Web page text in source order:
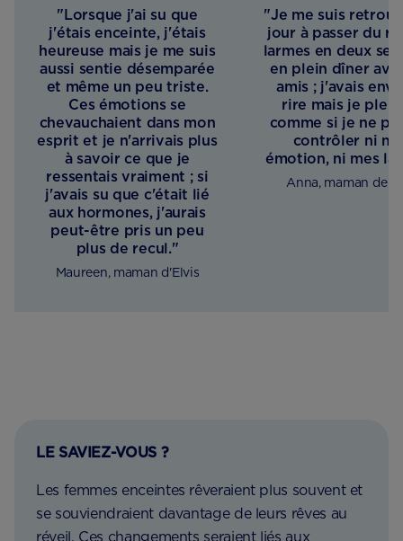
"Lorsque j'ai su que
j'étais enceinte, j'étais
heureuse mais je me suis
aussi sentie désemparée
et même un peu triste.
Ces émotions se
chevauchaient dans mon
esprit et je n'arrivais plus
à savoir ce que je
ressentais vraiment ; si
j'avais su que c'était lié
aux hormones, j'aurais
peut-être pris un peu
plus de recul."
Maureen, maman d'Elvis
"Je me suis
jour à passer du
larmes en deux
en plein dîner
amis ; j'avais
rire mais je
comme si je ne
contrôler ni
émotion, ni mes
Anna, maman de
LE SAVIEZ-VOUS ?
Les femmes enceintes rêveraient plus souvent et
se souviendraient davantage de leurs rêves au
réveil. Ces changements seraient liés aux